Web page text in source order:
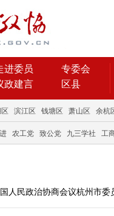
进委员
专委会
政建言 区县
滨江区 钱塘区 萧山区 余杭
农工党 致公党 九三学社 工
人民政治协商会议杭州市委